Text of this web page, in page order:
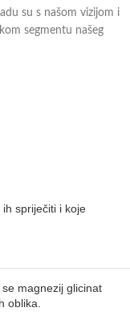
su s našom vizijom i
segmentu našeg
spriječiti i koje
magnezij glicinat
oblika.